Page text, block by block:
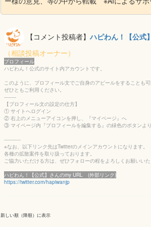
【コメント投稿者】ハピわん！【公式】
（相談投稿オーナー）
プロフィール
ハピわん！公式のサイト内アカウントです。
このように、プロフィール文でご自身のアピールをすることも可
ぜひともご利用ください。
--------
【プロフィール文の設定の仕方】
① サイトへログイン
② 右上のメニューアイコンを押し、『マイページ』へ
③ マイページ内『プロフィールを編集する』の緑色のボタンより
-----------
※なお、以下リンク先はTwitterのメインアカウントになります。
各種の拡散案件を取り扱っております。
ご協力いただける方は、ぜひフォローの程をよろしくお願いい
ハピわん！【公式】さんのmy URL (外部リンク)
https://twitter.com/hapiwanjp
新しい順（降順）に表示